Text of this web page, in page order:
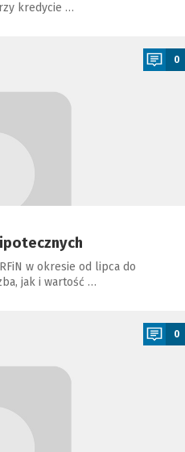
kredycie …
0
w okresie od lipca do
jak i wartość …
0